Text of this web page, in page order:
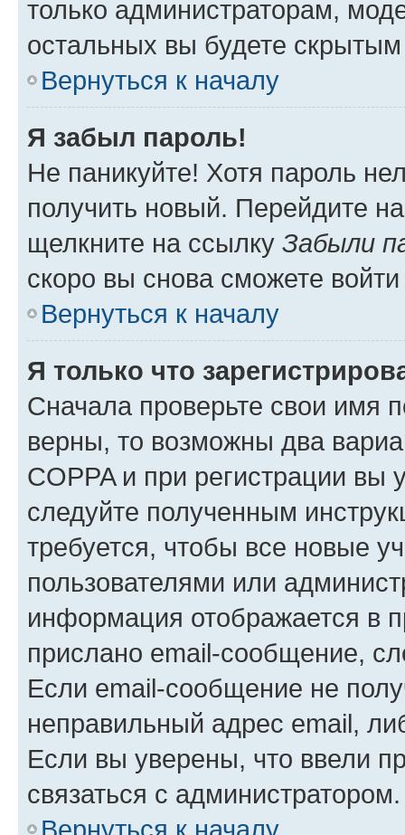
только администраторам,
остальных вы будете
Вернуться к началу
Я забыл пароль!
Не паникуйте! Хотя пароль
получить новый. Перейдите
щелкните на ссылку Забыли
скоро вы снова сможете
Вернуться к началу
Я только что
Сначала проверьте свои имя
верны, то возможны два
COPPA и при регистрации вы
следуйте полученным
требуется, чтобы все новые
пользователями или
информация отображается в
прислано email-сообщение,
Если email-сообщение не
неправильный адрес email,
Если вы уверены, что ввели
связаться с администратором.
Вернуться к началу